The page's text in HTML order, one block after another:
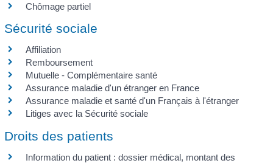
Chômage partiel
Sécurité sociale
Affiliation
Remboursement
Mutuelle - Complémentaire santé
Assurance maladie d'un étranger en France
Assurance maladie et santé d'un Français à l'étranger
Litiges avec la Sécurité sociale
Droits des patients
Information du patient : dossier médical, montant des